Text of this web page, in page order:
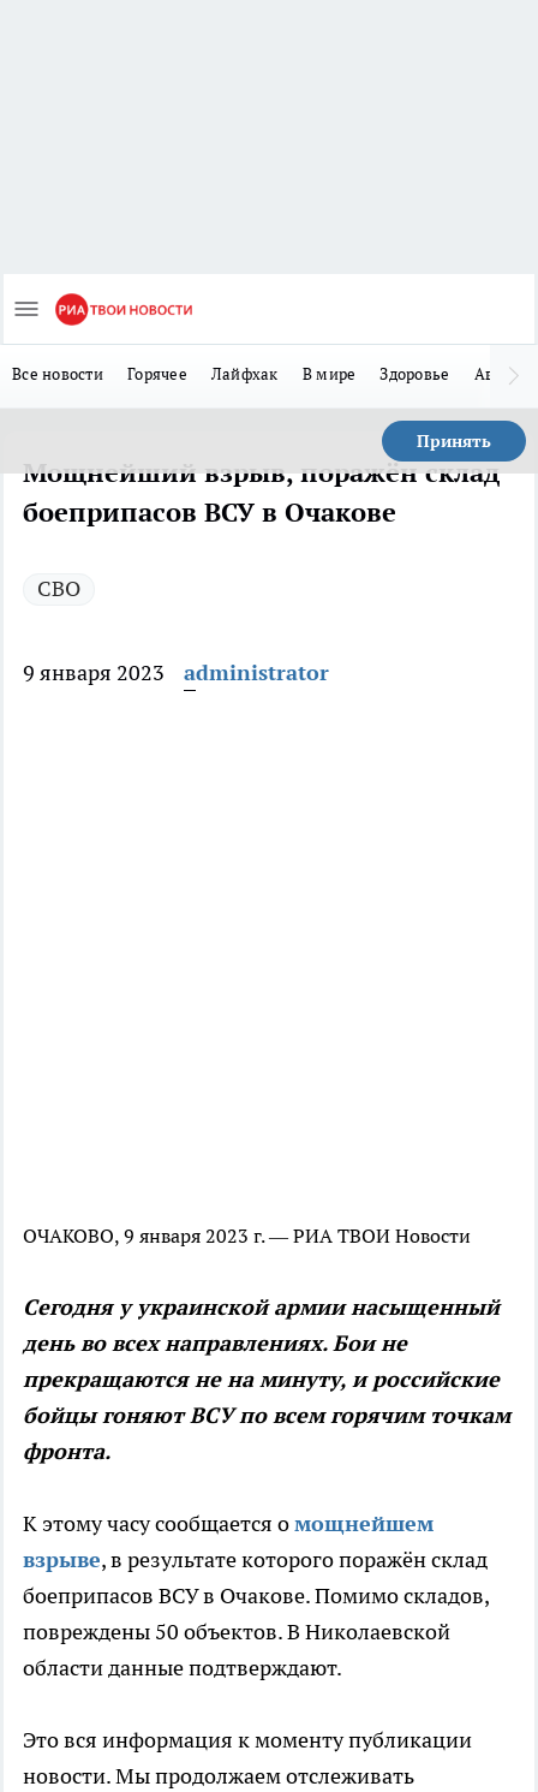
Все новости Горячее Лайфхак В мире Здоровье Авто
Принять
Мощнейший взрыв, поражён склад
боеприпасов ВСУ в Очакове
СВО
9 января 2023 administrator
ОЧАКОВО, 9 января 2023 г. — РИА ТВОИ Новости
Сегодня у украинской армии насыщенный
день во всех направлениях. Бои не
прекращаются не на минуту, и российские
бойцы гоняют ВСУ по всем горячим точкам
фронта.
К этому часу сообщается омощнейшем
взрыве, в результате которого поражён склад
боеприпасов ВСУ в Очакове. Помимо складов,
повреждены 50 объектов. В Николаевской
области данные подтверждают.
Это вся информация к моменту публикации
новости. Мы продолжаем отслеживать